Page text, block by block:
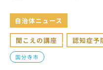
自治体ニュース
聞こえの講座 , 認知症予
国分寺市